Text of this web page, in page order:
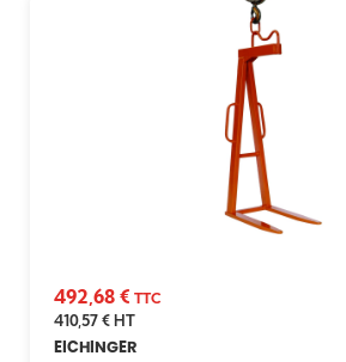
492,68 € TTC
410,57 €HT
EICHINGER